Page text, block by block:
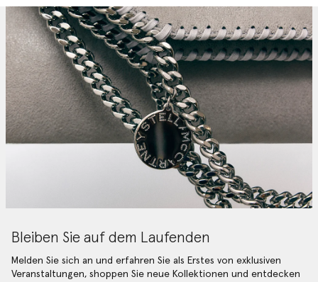
Bleiben Sie auf dem Laufenden
Melden Sie sich an und erfahren Sie als Erstes von exklusiven
Veranstaltungen, shoppen Sie neue Kollektionen und entdecken